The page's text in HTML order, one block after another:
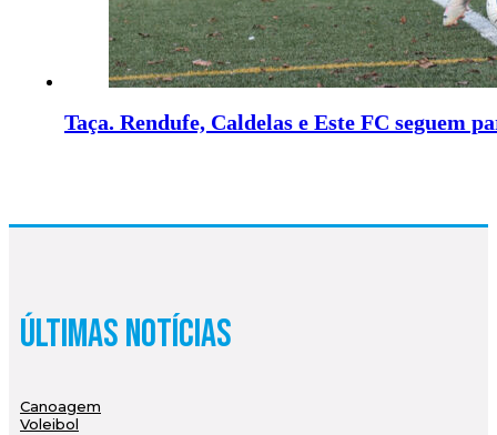
Taça. Rendufe, Caldelas e Este FC seguem
Últimas Notícias
Canoagem
Voleibol